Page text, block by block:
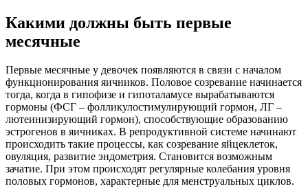
Какими должны быть первые
месячные
Первые месячные у девочек появляются в связи с началом
функционирования яичников. Половое созревание начинается
тогда, когда в гипофизе и гипоталамусе вырабатываются
гормоны (ФСГ – фолликулостимулирующий гормон, ЛГ –
лютеинизирующий гормон), способствующие образованию
эстрогенов в яичниках. В репродуктивной системе начинают
происходить такие процессы, как созревание яйцеклеток,
овуляция, развитие эндометрия. Становится возможным
зачатие. При этом происходят регулярные колебания уровня
половых гормонов, характерные для менструальных циклов.